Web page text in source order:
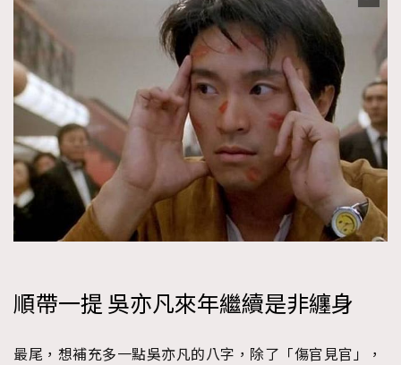
順帶一提 吳亦凡來年繼續是非纏身
最尾，想補充多一點吳亦凡的八字，除了「傷官見官」，